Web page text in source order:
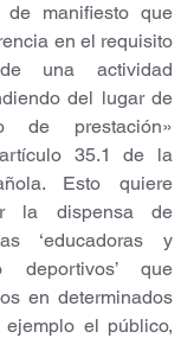
manifiesto que
en el requisito
una actividad
del lugar de
de prestación»
35.1 de la
Esto quiere
la dispensa de
‘educadoras y
deportivos’ que
en determinados
el público,